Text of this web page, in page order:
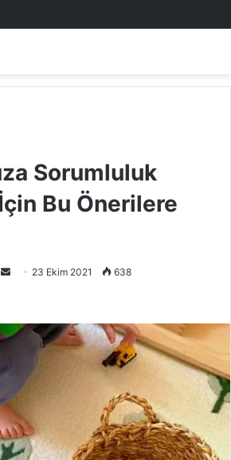
Sorumluluk
Bu Önerilere
Bir
göndermek
23 Ekim 2021 638